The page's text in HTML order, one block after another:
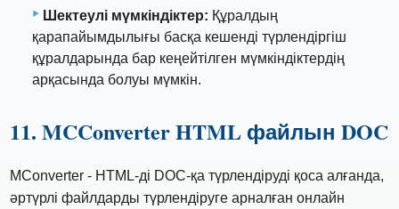
Шектеулі мүмкіндіктер: Құралдың
қарапайымдылығы басқа кешенді түрлендіргіш
құралдарында бар кеңейтілген мүмкіндіктердің
арқасында болуы мүмкін.
11. MCConverter HTML файлын DOC
MConverter - HTML-ді DOC-қа түрлендіруді қоса алғанда,
әртүрлі файлдарды түрлендіруге арналған онлайн